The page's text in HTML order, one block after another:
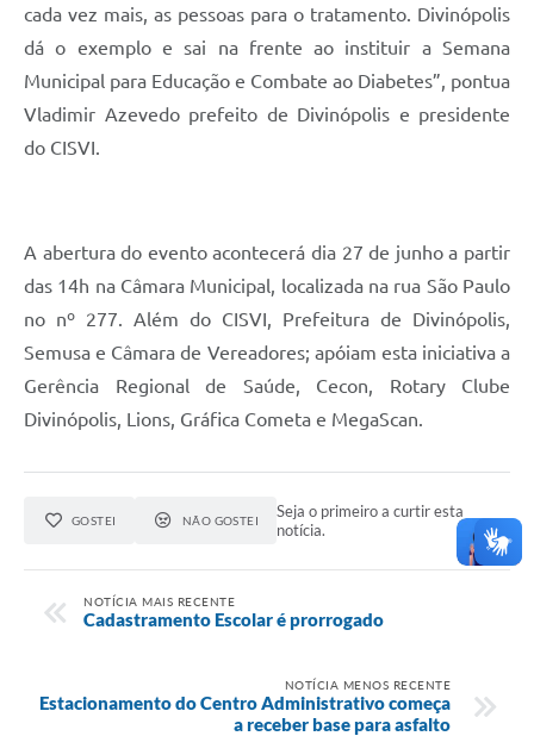
cada vez mais, as pessoas para o tratamento. Divinópolis
dá o exemplo e sai na frente ao instituir a Semana
Municipal para Educação e Combate ao Diabetes”, pontua
Vladimir Azevedo prefeito de Divinópolis e presidente
do CISVI.
A abertura do evento acontecerá dia 27 de junho a partir
das 14h na Câmara Municipal, localizada na rua São Paulo
no nº 277. Além do CISVI, Prefeitura de Divinópolis,
Semusa e Câmara de Vereadores; apóiam esta iniciativa a
Gerência Regional de Saúde, Cecon, Rotary Clube
Divinópolis, Lions, Gráfica Cometa e MegaScan.
GOSTEI NÃO GOSTEI
Seja o primeiro a curtir esta
notícia.
NOTÍCIA MAIS RECENTE
Cadastramento Escolar é prorrogado
NOTÍCIA MENOS RECENTE
Estacionamento do Centro Administrativo começa
a receber base para asfalto